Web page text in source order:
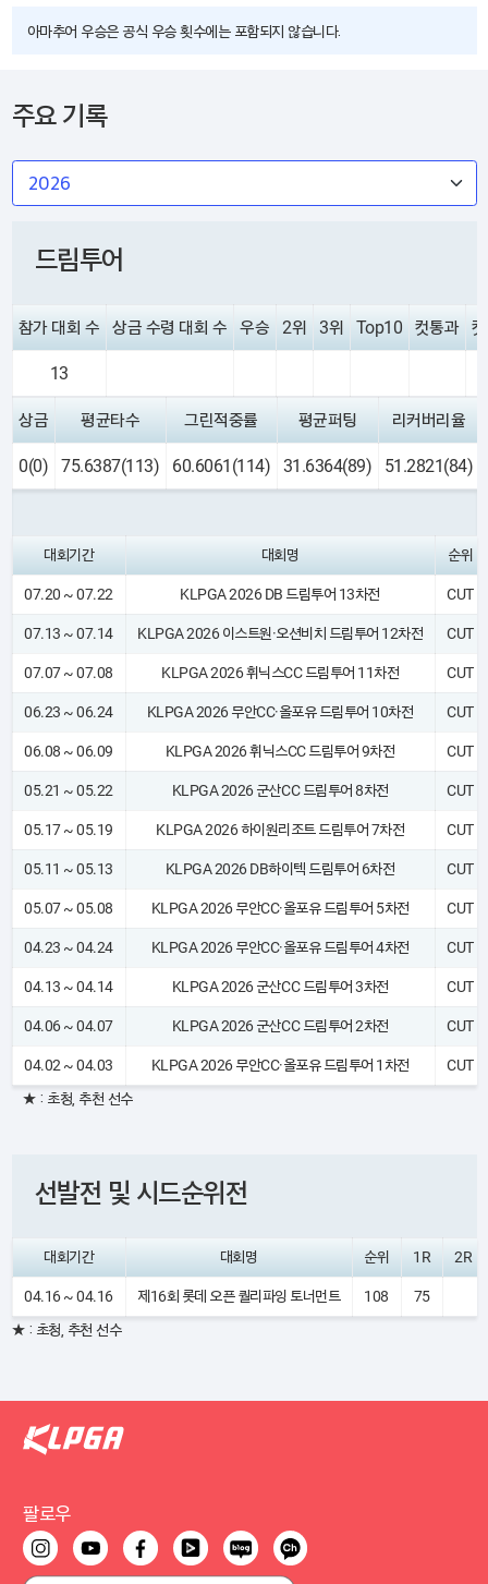
아마추어 우승은 공식 우승 횟수에는 포함되지 않습니다.
주요 기록
드림투어
참가 대회 수 상금 수령 대회 수 우승 2위 3위 Top10 컷통과
13
상금 평균타수 그린적중률 평균퍼팅 리커버리율
0(0) 75.6387(113) 60.6061(114) 31.6364(89) 51.2821(84)
대회기간 대회명 순위
07.20 ~ 07.22 KLPGA 2026 DB 드림투어 13차전 CUT
07.13 ~ 07.14 KLPGA 2026 이스트원·오션비치 드림투어 12차전 CUT
07.07 ~ 07.08 KLPGA 2026 휘닉스CC 드림투어 11차전 CUT
06.23 ~ 06.24 KLPGA 2026 무안CC·올포유 드림투어 10차전 CUT
06.08 ~ 06.09 KLPGA 2026 휘닉스CC 드림투어 9차전 CUT
05.21 ~ 05.22 KLPGA 2026 군산CC 드림투어 8차전 CUT
05.17 ~ 05.19 KLPGA 2026 하이원리조트 드림투어 7차전 CUT
05.11 ~ 05.13 KLPGA 2026 DB하이텍 드림투어 6차전 CUT
05.07 ~ 05.08 KLPGA 2026 무안CC·올포유 드림투어 5차전 CUT
04.23 ~ 04.24 KLPGA 2026 무안CC·올포유 드림투어 4차전 CUT
04.13 ~ 04.14 KLPGA 2026 군산CC 드림투어 3차전 CUT
04.06 ~ 04.07 KLPGA 2026 군산CC 드림투어 2차전 CUT
04.02 ~ 04.03 KLPGA 2026 무안CC·올포유 드림투어 1차전 CUT
★ : 초청, 추천 선수
선발전 및 시드순위전
대회기간 대회명 순위 1R 2R
04.16 ~ 04.16 제16회 롯데 오픈 퀄리파잉 토너먼트 108 75
★ : 초청, 추천 선수
팔로우